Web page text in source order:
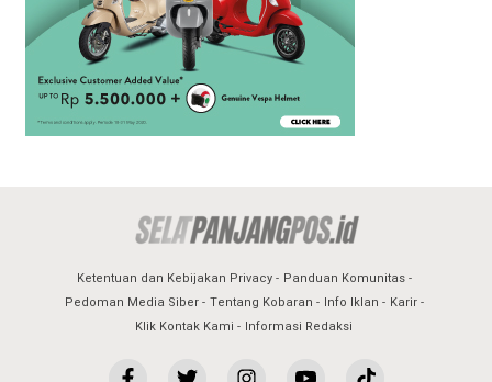
Ketentuan dan Kebijakan Privacy
Panduan Komunitas
Pedoman Media Siber
Tentang Kobaran Info Iklan
Karir
Klik Kontak Kami
Informasi Redaksi